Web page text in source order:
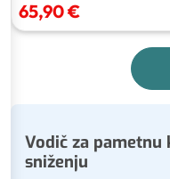
65,90 €
Vodič za pametnu
sniženju